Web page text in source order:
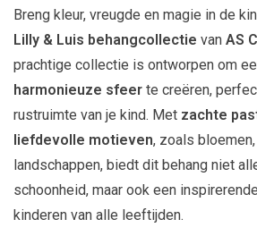
Breng kleur, vreugde en magie in de
Lilly & Luis behangcollectie van AS
prachtige collectie is ontworpen om
harmonieuze sfeer te creëren,
rustruimte van je kind. Met zachte
liefdevolle motieven, zoals
landschappen, biedt dit behang niet
schoonheid, maar ook een
kinderen van alle leeftijden.